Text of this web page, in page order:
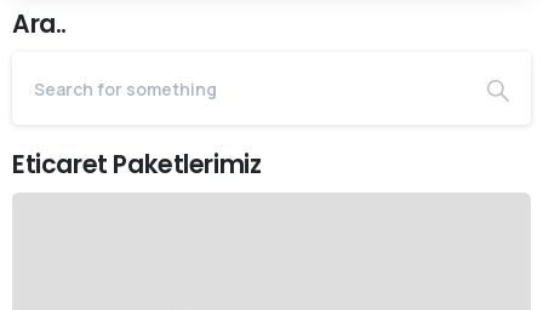
Ara..
Eticaret Paketlerimiz